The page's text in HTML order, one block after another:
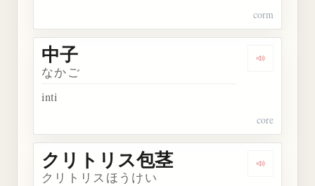
corm
Dengarkan
中子
なかご
inti
core
Dengarkan
クリトリス包茎
クリトリスほうけい